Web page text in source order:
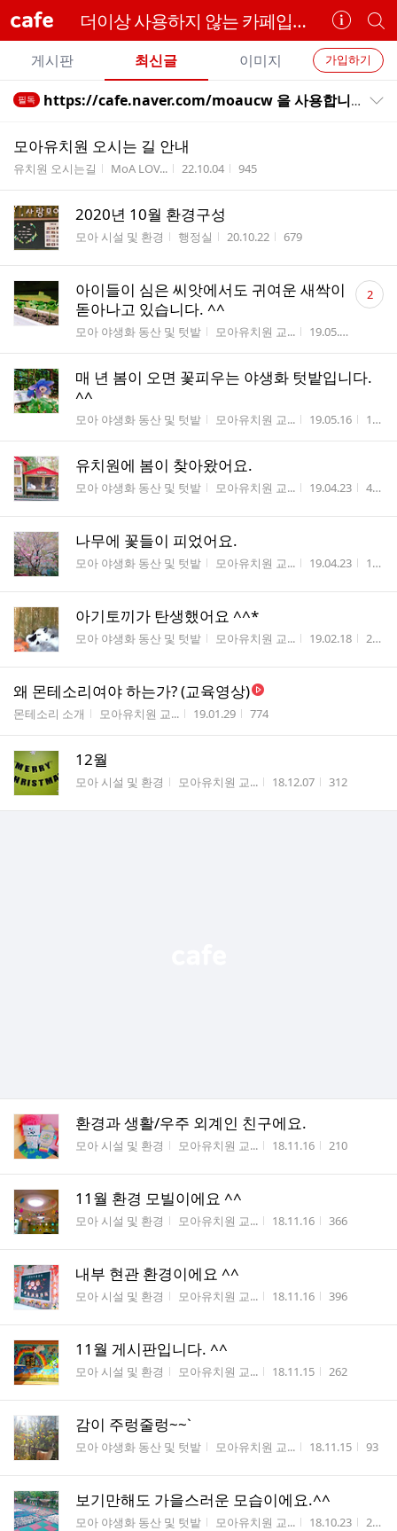
cafe 더이상 사용하지 않는 카페입니다.
카
페
정
보
보
기
개
별
카
페
검
카
페
메
뉴
가입하기
게시판 최신글 이미지
전
글
트
필독 https://cafe.naver.com/moaucw 을 사용합니다
모아유치원 오시는 길 안내
게시판명
유치원 오시는길 작성자
MoA LOV... 작성시간
22.10.04 조회수
945
2020년 10월 환경구성
게시판명
모아 시설 및 환경 작성자
행정실 작성시간
20.10.22 조회수
679
아이들이 심은 씨앗에서도 귀여운 새싹이
돋아나고 있습니다. ^^
게시판명
모아 야생화 동산 및 텃밭 작성자
모아유치원 교... 작성시간
19.05.16
댓
글 2
매 년 봄이 오면 꽃피우는 야생화 텃밭입니다.
^^
게시판명
모아 야생화 동산 및 텃밭 작성자
모아유치원 교... 작성시간
19.05.16 조회
156
유치원에 봄이 찾아왔어요.
게시판명
모아 야생화 동산 및 텃밭 작성자
모아유치원 교... 작성시간
19.04.23 조회
432
나무에 꽃들이 피었어요.
게시판명
모아 야생화 동산 및 텃밭 작성자
모아유치원 교... 작성시간
19.04.23 조회
127
아기토끼가 탄생했어요 ^^*
게시판명
모아 야생화 동산 및 텃밭 작성자
모아유치원 교... 작성시간
19.02.18 조회
296
왜 몬테소리여야 하는가? (교육영상)
게시판명
몬테소리 소개 작성자
모아유치원 교... 작성시간
19.01.29 조회수
774
12월
게시판명
모아 시설 및 환경 작성자
모아유치원 교... 작성시간
18.12.07 조회수
312
환경과 생활/우주 외계인 친구에요.
게시판명
모아 시설 및 환경 작성자
모아유치원 교... 작성시간
18.11.16 조회수
210
11월 환경 모빌이에요 ^^
게시판명
모아 시설 및 환경 작성자
모아유치원 교... 작성시간
18.11.16 조회수
366
내부 현관 환경이에요 ^^
게시판명
모아 시설 및 환경 작성자
모아유치원 교... 작성시간
18.11.16 조회수
396
11월 게시판입니다. ^^
게시판명
모아 시설 및 환경 작성자
모아유치원 교... 작성시간
18.11.15 조회수
262
감이 주렁줄렁~~`
게시판명
모아 야생화 동산 및 텃밭 작성자
모아유치원 교... 작성시간
18.11.15 조회
93
보기만해도 가을스러운 모습이에요.^^
게시판명
모아 야생화 동산 및 텃밭 작성자
모아유치원 교... 작성시간
18.10.23 조회
288